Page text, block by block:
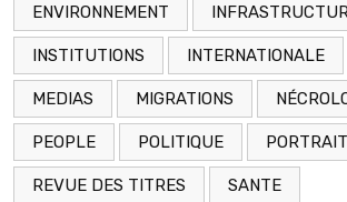
ENVIRONNEMENT
INSTITUTIONS INTERNATIONALE
MEDIAS MIGRATIONS
PEOPLE POLITIQUE PORTRAIT
REVUE DES TITRES SANTE